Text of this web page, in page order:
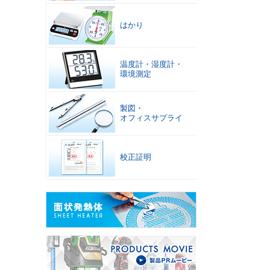
はかり
温度計 ・ 湿度計 ・
環境測定
製図 ・
オフィスサプライ
校正証明